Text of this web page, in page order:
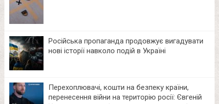
Російська пропаганда продовжує вигадувати
нові історії навколо подій в Україні
Перехоплювачі, кошти на безпеку країни,
перенесення війни на територію росії: Євгеній